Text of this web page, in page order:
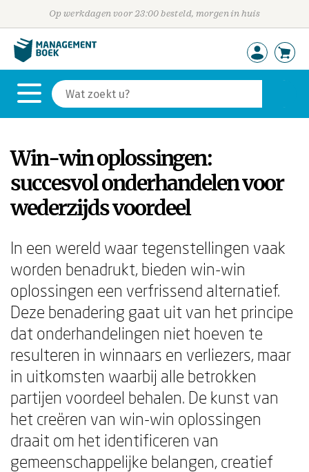
Op werkdagen voor 23:00 besteld, morgen in huis
Win-win oplossingen:
succesvol onderhandelen voor
wederzijds voordeel
In een wereld waar tegenstellingen vaak
worden benadrukt, bieden win-win
oplossingen een verfrissend alternatief.
Deze benadering gaat uit van het principe
dat onderhandelingen niet hoeven te
resulteren in winnaars en verliezers, maar
in uitkomsten waarbij alle betrokken
partijen voordeel behalen. De kunst van
het creëren van win-win oplossingen
draait om het identificeren van
gemeenschappelijke belangen, creatief